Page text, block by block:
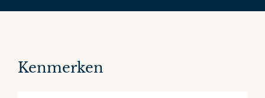
Kenmerken